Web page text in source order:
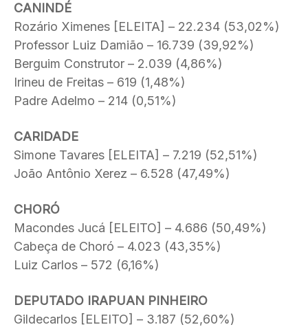
CANINDÉ
Rozário Ximenes [ELEITA] – 22.234 (53,02%)
Professor Luiz Damião – 16.739 (39,92%)
Berguim Construtor – 2.039 (4,86%)
Irineu de Freitas – 619 (1,48%)
Padre Adelmo – 214 (0,51%)
CARIDADE
Simone Tavares [ELEITA] – 7.219 (52,51%)
João Antônio Xerez – 6.528 (47,49%)
CHORÓ
Macondes Jucá [ELEITO] – 4.686 (50,49%)
Cabeça de Choró – 4.023 (43,35%)
Luiz Carlos – 572 (6,16%)
DEPUTADO IRAPUAN PINHEIRO
Gildecarlos [ELEITO] – 3.187 (52,60%)